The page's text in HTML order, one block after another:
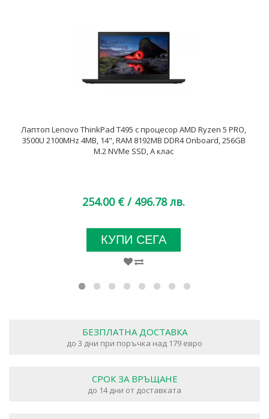
Лаптоп Lenovo ThinkPad T495 с процесор AMD Ryzen 5 PRO,
3500U 2100MHz 4MB, 14", RAM 8192MB DDR4 Onboard, 256GB
M.2 NVMe SSD, A клас
254.00 € / 496.78 лв.
КУПИ СЕГА
БЕЗПЛАТНА ДОСТАВКА
до 3 дни при поръчка над 179 евро
СРОК ЗА ВРЪЩАНЕ
до 14 дни от доставката